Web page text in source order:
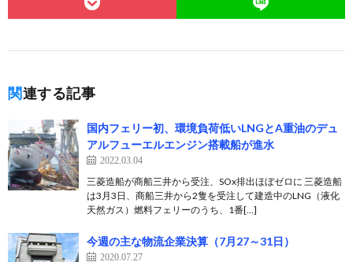
関連する記事
国内フェリー初、環境負荷低いLNGとA重油のデュ
アルフューエルエンジン搭載船が進水
2022.03.04
三菱造船が商船三井から受注、SOx排出ほぼゼロに 三菱造船
は3月3日、商船三井から2隻を受注して建造中のLNG（液化
天然ガス）燃料フェリーのうち、1番[…]
今週の主な物流企業決算（7月27～31日）
2020.07.27